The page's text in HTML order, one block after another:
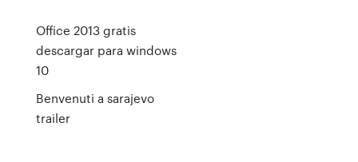
Office 2013 gratis
descargar para windows
10
Benvenuti a sarajevo
trailer